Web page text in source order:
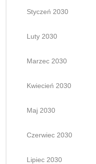
Styczeń 2030
Luty 2030
Marzec 2030
Kwiecień 2030
Maj 2030
Czerwiec 2030
Lipiec 2030